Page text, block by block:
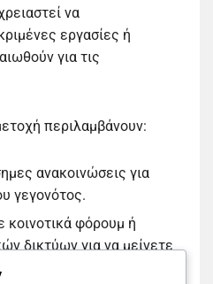
να
εργασίες ή
για τις
περιλαμβάνουν:
ανακοινώσεις για
γεγονότος.
κοινοτικά φόρουμ ή
δικτύων για να μείνετε